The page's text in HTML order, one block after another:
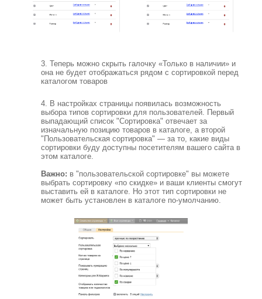
3. Теперь можно скрыть галочку «Только в наличии» и
она не будет отображаться рядом с сортировкой перед
каталогом товаров
4. В настройках страницы появилась возможность
выбора типов сортировки для пользователей. Первый
выпадающий список "Сортировка" отвечает за
изначальную позицию товаров в каталоге, а второй
"Пользовательская сортировка" — за то, какие виды
сортировки буду доступны посетителям вашего сайта в
этом каталоге.
Важно: в "пользовательской сортировке" вы можете
выбрать сортировку «по скидке» и ваши клиенты смогут
выставить ей в каталоге. Но этот тип сортировки не
может быть установлен в каталоге по-умолчанию.